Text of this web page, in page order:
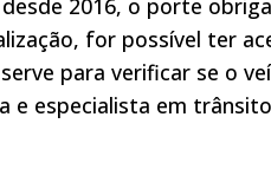
2016, o porte
for possível ter
para verificar se o
e especialista em